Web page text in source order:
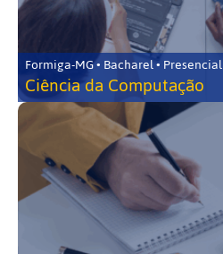
Formiga-MG • Bacharel • Presencial
Ciência da Computação